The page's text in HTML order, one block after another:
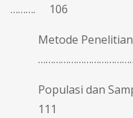
………. 106
Metode Penelitian
Populasi dan
111